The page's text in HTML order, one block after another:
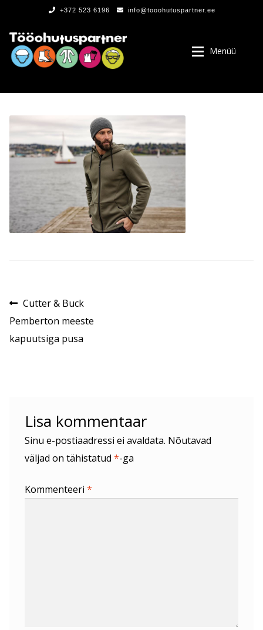
+372 523 6196 info@tooohutuspartner.ee
Menüü
Navigeerimine
Eelmine
postitus:
Cutter & Buck
Pemberton meeste
kapuutsiga pusa
Lisa kommentaar
Sinu e-postiaadressi ei avaldata. Nõutavad
väljad on tähistatud *-ga
Kommenteeri *